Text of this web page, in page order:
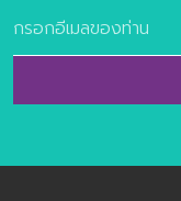
และคอนเซปต์แห่งอ
Baramizi_lab Email :
———————– ศูนย์วิ
Baramizi Lab – อ
[…]